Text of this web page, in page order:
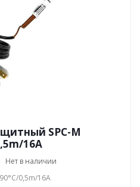
SPC-M
16A
Нет в наличии
0,5m/16A